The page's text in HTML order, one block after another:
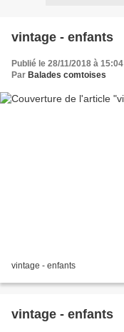
vintage - enfants
Publié le 28/11/2018 à 15:04
Par Balades comtoises
vintage - enfants
vintage - enfants